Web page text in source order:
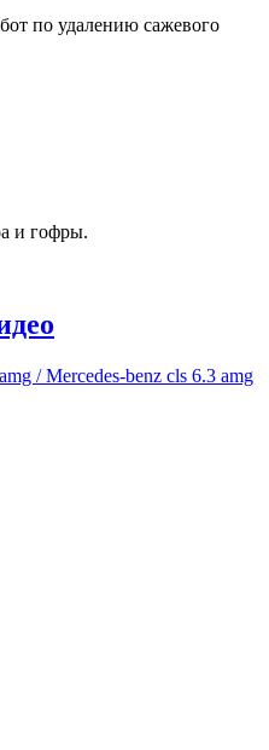
по удалению сажевого
и гофры.